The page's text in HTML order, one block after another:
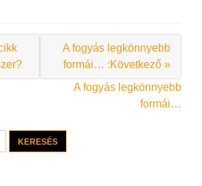
A fogyás legkönnyebb
formái… :Következő »
A fogyás legkönnyebb
formái…